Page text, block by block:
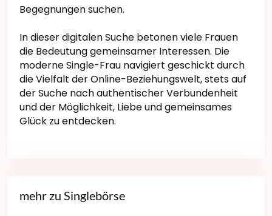
Begegnungen suchen.
In dieser digitalen Suche betonen viele Frauen
die Bedeutung gemeinsamer Interessen. Die
moderne Single-Frau navigiert geschickt durch
die Vielfalt der Online-Beziehungswelt, stets auf
der Suche nach authentischer Verbundenheit
und der Möglichkeit, Liebe und gemeinsames
Glück zu entdecken.
mehr zu Singlebörse